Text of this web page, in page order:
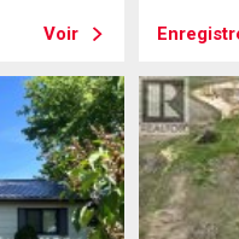
Voir